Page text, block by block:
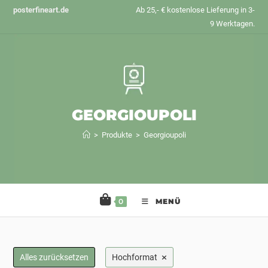
Zumposterfineart.de
Ab 25,- € kostenlose Lieferung in 3-
9 Werktagen.
GEORGIOUPOLI
> Produkte > Georgioupoli
0 MENÜ
Alles zurücksetzen Hochformat ×